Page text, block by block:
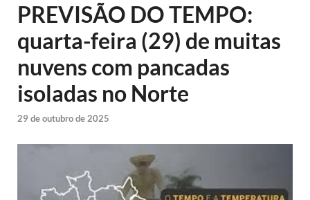
PREVISÃO DO TEMPO:
quarta-feira (29) de muitas
nuvens com pancadas
isoladas no Norte
29 de outubro de 2025